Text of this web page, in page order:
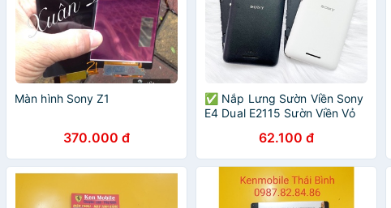
Màn hình Sony Z1
370.000 đ
✅ Nắp Lưng Sườn Viền Sony
E4 Dual E2115 Sườn Viền Vỏ
Camera Linh Kiện Thay Thế
62.100 đ